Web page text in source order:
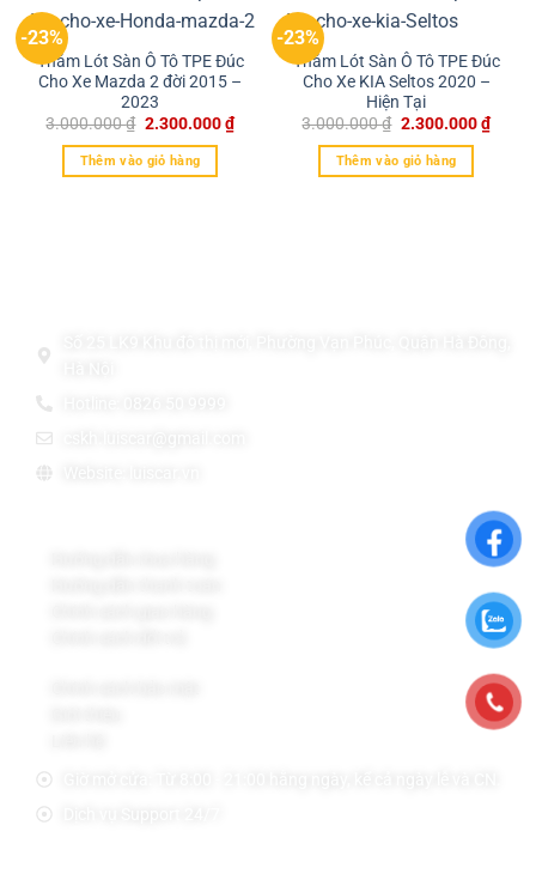
-23%
Thảm Lót Sàn Ô Tô TPE Đúc
Cho Xe Mazda 2 đời 2015 –
2023
3.000.000₫ 2.300.000₫
Thêm vào giỏ hàng
-23%
Thảm Lót Sàn Ô Tô TPE Đúc
Cho Xe KIA Seltos 2020 –
Hiện Tại
3.000.000₫ 2.300.000₫
Thêm vào giỏ hàng